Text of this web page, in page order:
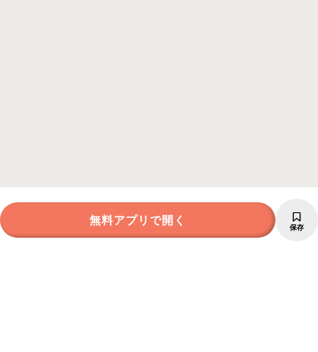
無料アプリで開く 保存